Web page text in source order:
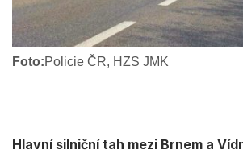
Foto:Policie ČR, HZS JMK
Hlavní silniční tah mezi Brnem a